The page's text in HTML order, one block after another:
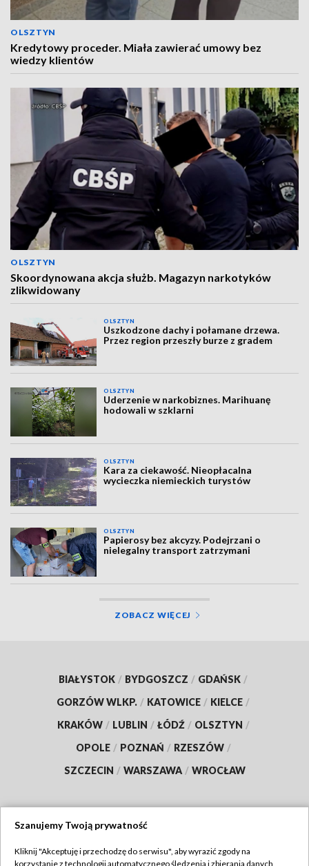
OLSZTYN
Kredytowy proceder. Miała zawierać umowy bez
wiedzy klientów
OLSZTYN
Skoordynowana akcja służb. Magazyn narkotyków
zlikwidowany
OLSZTYN
Uszkodzone dachy i połamane drzewa.
Przez region przeszły burze z gradem
OLSZTYN
Uderzenie w narkobiznes. Marihuanę
hodowali w szklarni
OLSZTYN
Kara za ciekawość. Nieopłacalna
wycieczka niemieckich turystów
OLSZTYN
Papierosy bez akcyzy. Podejrzani o
nielegalny transport zatrzymani
ZOBACZ WIĘCEJ
BIAŁYSTOK / BYDGOSZCZ / GDAŃSK /
GORZÓW WLKP. / KATOWICE / KIELCE /
KRAKÓW / LUBLIN / ŁÓDŹ / OLSZTYN /
OPOLE / POZNAŃ / RZESZÓW /
SZCZECIN / WARSZAWA / WROCŁAW
Szanujemy Twoją prywatność
Kliknij "Akceptuję i przechodzę do serwisu", aby wyrazić zgody na
korzystanie z technologii automatycznego śledzenia i zbierania danych,